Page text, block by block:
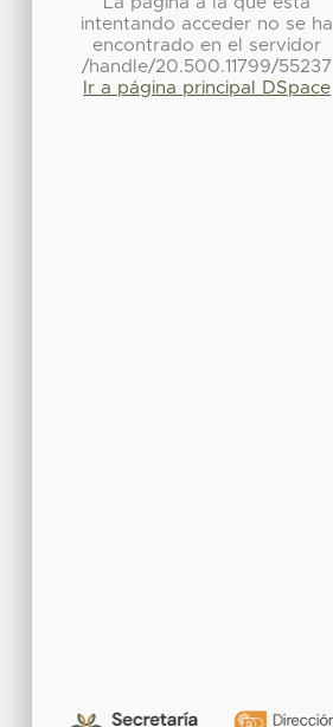
intentando acceder no se ha
encontrado en el servidor
/handle/20.500.11799/55237
Ir a página principal DSpace